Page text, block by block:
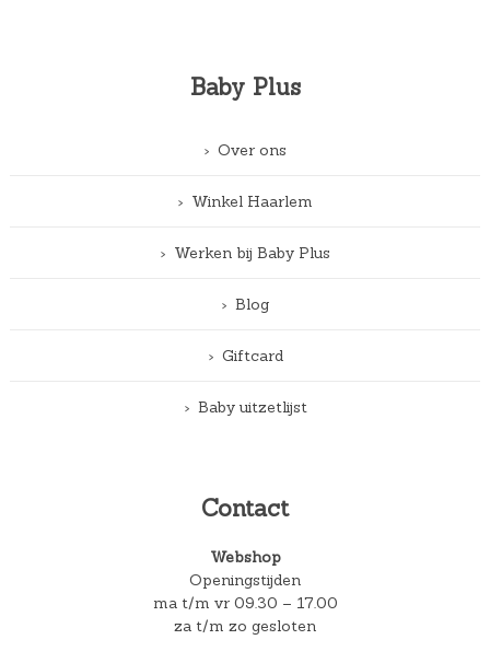
Baby Plus
Over ons
Winkel Haarlem
Werken bij Baby Plus
Blog
Giftcard
Baby uitzetlijst
Contact
Webshop
Openingstijden
ma t/m vr 09.30 – 17.00
za t/m zo gesloten